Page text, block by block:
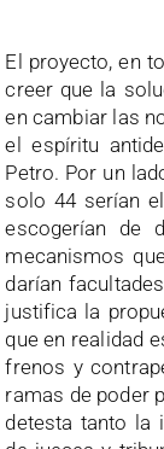
El proyecto, en
creer que la
en cambiar las
el espíritu
Petro. Por un
solo 44 serían
escogerían de
mecanismos
darían
justifica la
que en realidad
frenos y
ramas de poder
detesta tanto la